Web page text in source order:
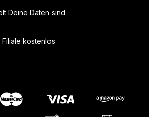
Deine Daten sind
kostenlos